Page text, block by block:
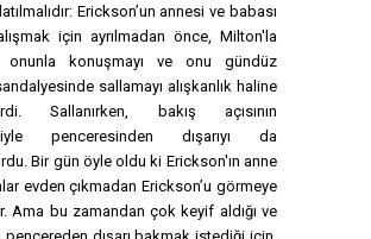
Erickson’un annesi ve babası
için ayrılmadan önce, Milton'la
onunla konuşmayı ve onu gündüz
sallamayı alışkanlık haline
Sallanırken, bakış açısının
penceresinden dışarıyı da
Bir gün öyle oldu ki Erickson'ın anne
evden çıkmadan Erickson’u görmeye
Ama bu zamandan çok keyif aldığı ve